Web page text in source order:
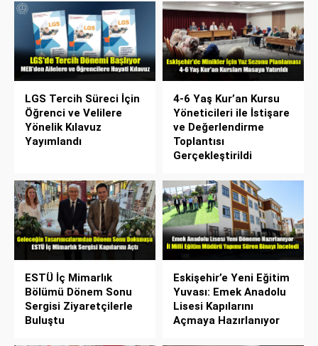
LGS Tercih Süreci İçin
Öğrenci ve Velilere
Yönelik Kılavuz
Yayımlandı
4-6 Yaş Kur’an Kursu
Yöneticileri ile İstişare
ve Değerlendirme
Toplantısı
Gerçekleştirildi
ESTÜ İç Mimarlık
Bölümü Dönem Sonu
Sergisi Ziyaretçilerle
Buluştu
Eskişehir’e Yeni Eğitim
Yuvası: Emek Anadolu
Lisesi Kapılarını
Açmaya Hazırlanıyor